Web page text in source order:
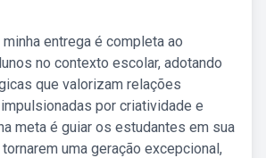
entrega é completa ao
no contexto escolar, adotando
que valorizam relações
por criatividade e
meta é guiar os estudantes em sua
uma geração excepcional,